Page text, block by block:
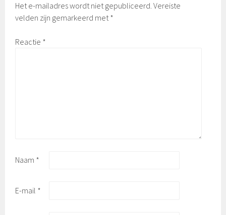
Het e-mailadres wordt niet gepubliceerd. Vereiste
velden zijn gemarkeerd met*
Reactie *
Naam *
E-mail *